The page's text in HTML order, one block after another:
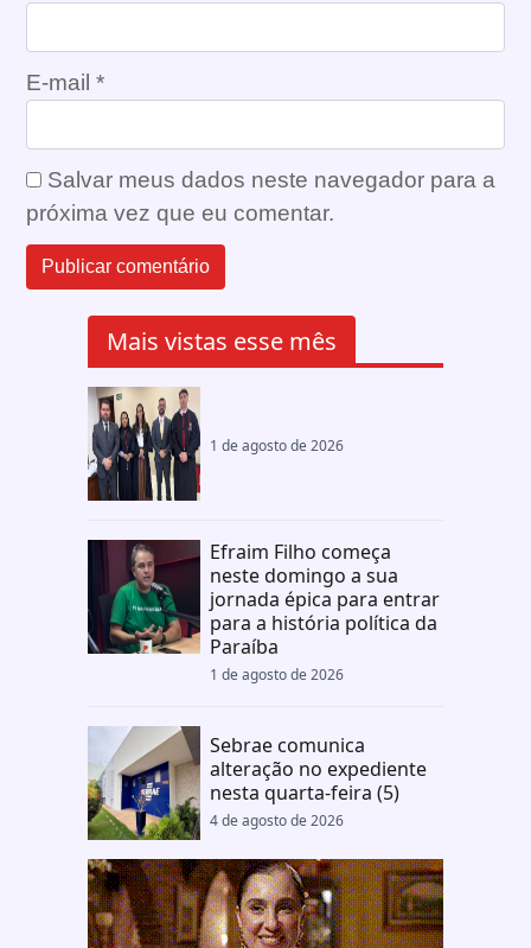
E-mail *
Salvar meus dados neste navegador para a
próxima vez que eu comentar.
Mais vistas esse mês
1 de agosto de 2026
Efraim Filho começa
neste domingo a sua
jornada épica para entrar
para a história política da
Paraíba
1 de agosto de 2026
Sebrae comunica
alteração no expediente
nesta quarta-feira (5)
4 de agosto de 2026